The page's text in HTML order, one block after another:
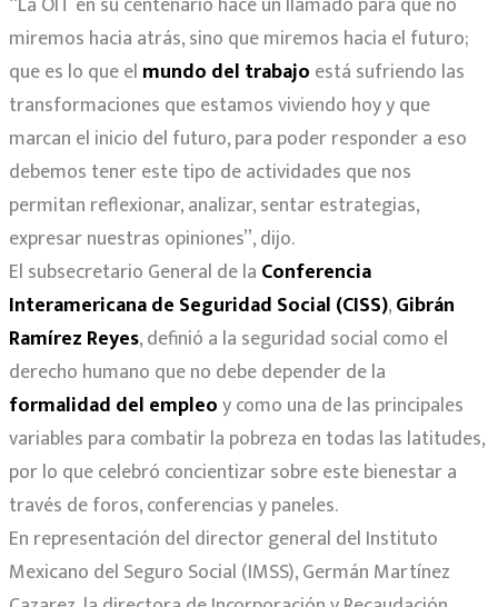
miremos hacia atrás, sino que miremos hacia el futuro;
que es lo que el mundo del trabajo está sufriendo las
transformaciones que estamos viviendo hoy y que
marcan el inicio del futuro, para poder responder a eso
debemos tener este tipo de actividades que nos
permitan reflexionar, analizar, sentar estrategias,
expresar nuestras opiniones”, dijo.
El subsecretario General de la Conferencia
Interamericana de Seguridad Social (CISS),Gibrán
Ramírez Reyes, definió a la seguridad social como el
derecho humano que no debe depender de la
formalidad del empleoy como una de las principales
variables para combatir la pobreza en todas las latitudes,
por lo que celebró concientizar sobre este bienestar a
través de foros, conferencias y paneles.
En representación del director general del Instituto
Mexicano del Seguro Social (IMSS), Germán Martínez